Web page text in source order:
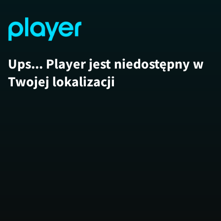
Ups... Player jest niedostępny w
Twojej lokalizacji